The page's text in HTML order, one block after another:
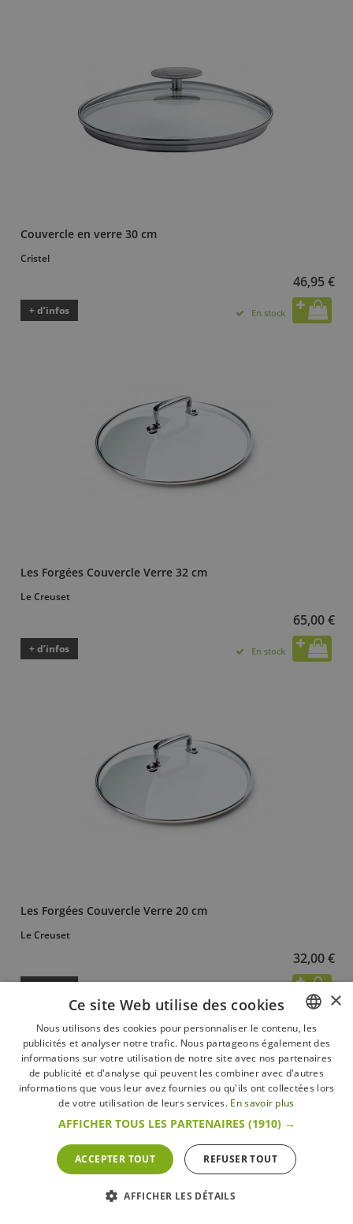
Couvercle en verre 30 cm
Cristel
46,95 €
+ d’infos En stock
Les Forgées Couvercle Verre 32 cm
Le Creuset
65,00 €
+ d’infos En stock
Les Forgées Couvercle Verre 20 cm
Le Creuset
32,00 €
FRENCH
DUTCH
×
Ce site Web utilise des cookies
Nous utilisons des cookies pour personnaliser le contenu, les
publicités et analyser notre trafic. Nous partageons également des
informations sur votre utilisation de notre site avec nos partenaires
de publicité et d'analyse qui peuvent les combiner avec d'autres
informations que vous leur avez fournies ou qu'ils ont collectées lors
de votre utilisation de leurs services. En savoir plus
AFFICHER TOUS LES PARTENAIRES (1910) →
ACCEPTER TOUT REFUSER TOUT
AFFICHER LES DÉTAILS